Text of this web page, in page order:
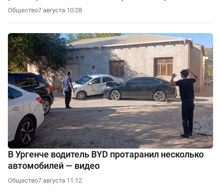
Общество7 августа 10:28
В Ургенче водитель BYD протаранил несколько
автомобилей — видео
Общество7 августа 11:12